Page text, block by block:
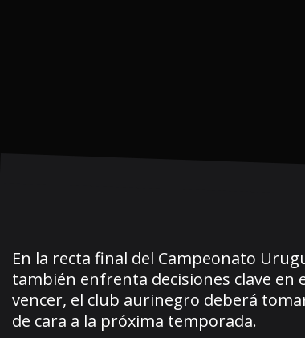
En la recta final del Campeonato
también enfrenta decisiones clave
vencer, el club aurinegro deberá
de cara a la próxima temporada.